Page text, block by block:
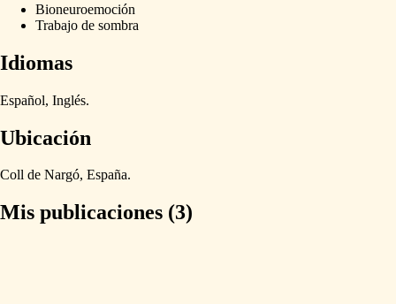
Bioneuroemoción
Trabajo de sombra
Idiomas
Español, Inglés.
Ubicación
Coll de Nargó, España.
Mis publicaciones (3)